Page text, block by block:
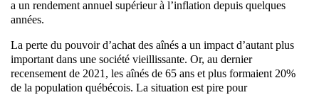
a un rendement annuel supérieur à l’inflation depuis quelques
années.
La perte du pouvoir d’achat des aînés a un impact d’autant plus
important dans une société vieillissante. Or, au dernier
recensement de 2021, les aînés de 65 ans et plus formaient 20%
de la population québécois. La situation est pire pour